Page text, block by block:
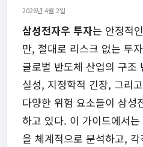
2026년 4월 2일
삼성전자우 투자는 안정적
만, 절대로 리스크 없는 투
글로벌 반도체 산업의 구조
실성, 지정학적 긴장, 그리
다양한 위험 요소들이 삼성
하고 있다. 이 가이드에서
을 체계적으로 분석하고,